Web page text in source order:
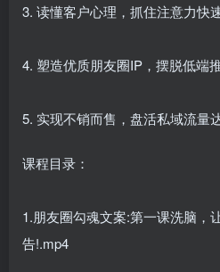
3. 读懂客户心理，抓住注意力快
4. 塑造优质朋友圈IP，摆脱低端
5. 实现不销而售，盘活私域流量
课程目录：
1.朋友圈勾魂文案:第一课洗脑，
告!.mp4